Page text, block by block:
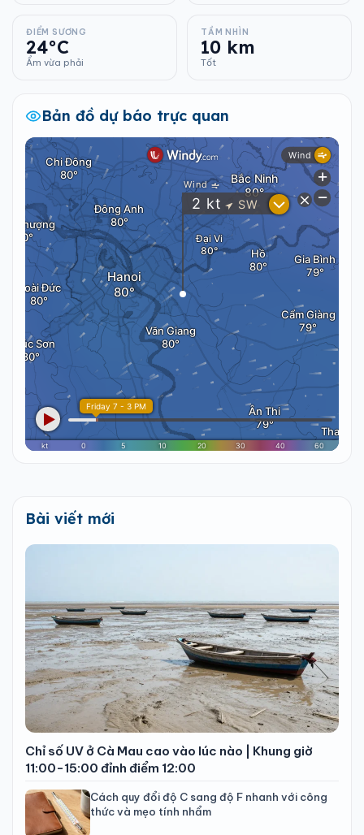
ĐIỂM SƯƠNG
24°C
Ẩm vừa phải
TẦM NHÌN
10 km
Tốt
Bản đồ dự báo trực quan
Bài viết mới
Chỉ số UV ở Cà Mau cao vào lúc nào | Khung giờ
11:00-15:00 đỉnh điểm 12:00
Cách quy đổi độ C sang độ F nhanh với công
thức và mẹo tính nhẩm